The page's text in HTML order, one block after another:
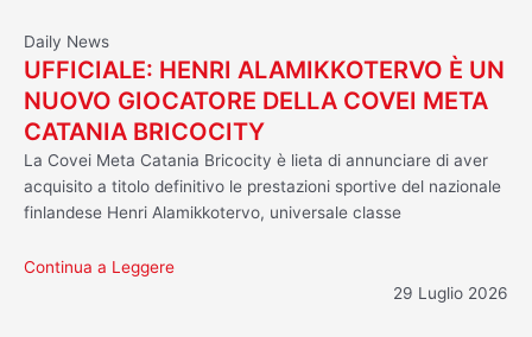
Daily News
UFFICIALE: HENRI ALAMIKKOTERVO È UN
NUOVO GIOCATORE DELLA COVEI META
CATANIA BRICOCITY
La Covei Meta Catania Bricocity è lieta di annunciare di aver
acquisito a titolo definitivo le prestazioni sportive del nazionale
finlandese Henri Alamikkotervo, universale classe
Continua a Leggere
29 Luglio 2026